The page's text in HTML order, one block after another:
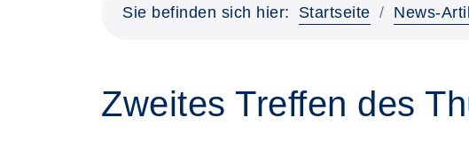
Sie befinden sich hier: Startseite News-
Zweites Treffen des